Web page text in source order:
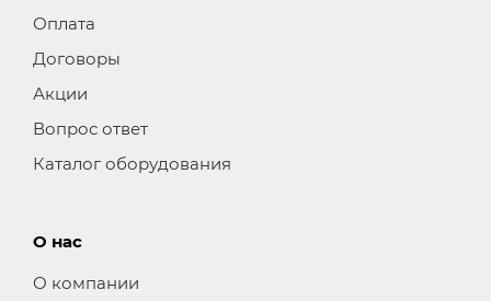
Оплата
Договоры
Акции
Вопрос ответ
Каталог оборудования
О нас
О компании